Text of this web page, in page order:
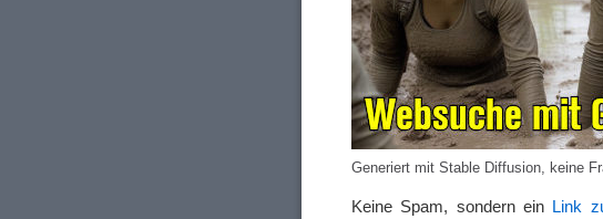
Generiert mit Stable Diffusion, keine
Keine Spam, sondern ein Link